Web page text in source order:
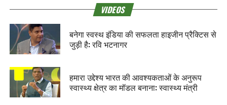
VIDEOS
बनेगा स्वस्थ इंडिया की सफलता हाइजीन प्रैक्टिस से
जुड़ी है: रवि भटनागर
हमारा उद्देश्य भारत की आवश्यकताओं के अनुरूप
स्वास्थ्य क्षेत्र का मॉडल बनाना: स्वास्थ्य मंत्री